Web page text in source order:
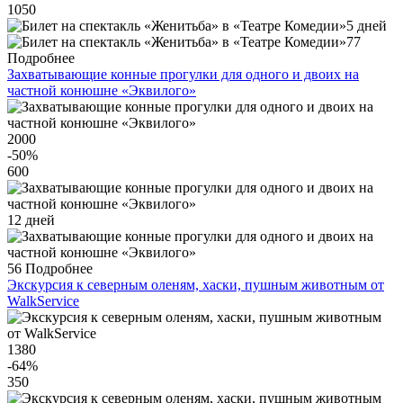
1050
5 дней
77
Подробнее
Захватывающие конные прогулки для одного и двоих на
частной конюшне «Эквилого»
2000
-50%
600
12 дней
56 Подробнее
Экскурсия к северным оленям, хаски, пушным животным от
WalkService
1380
-64%
350